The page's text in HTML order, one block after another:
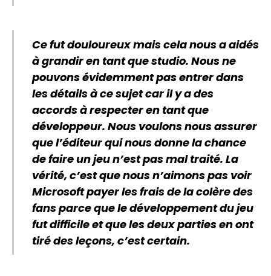
Ce fut douloureux mais cela nous a aidés
à grandir en tant que studio. Nous ne
pouvons évidemment pas entrer dans
les détails à ce sujet car il y a des
accords à respecter en tant que
développeur. Nous voulons nous assurer
que l’éditeur qui nous donne la chance
de faire un jeu n’est pas mal traité. La
vérité, c’est que nous n’aimons pas voir
Microsoft payer les frais de la colère des
fans parce que le développement du jeu
fut difficile et que les deux parties en ont
tiré des leçons, c’est certain.